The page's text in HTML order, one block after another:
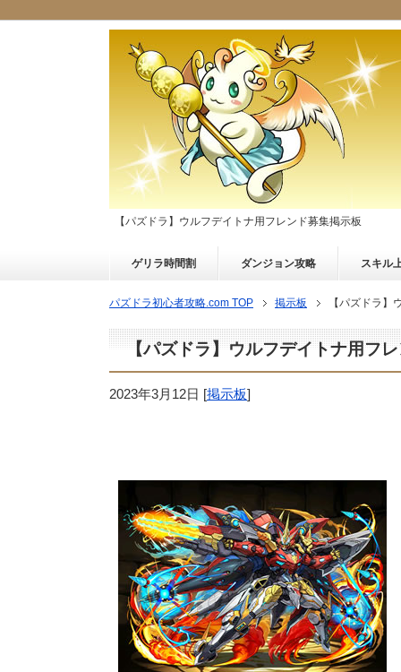
【パズドラ】ウルフデイトナ用フレンド募集掲示板
ゲリラ時間割 ダンジョン攻略 スキル
パズドラ初心者攻略.com TOP 掲示板 【パズドラ】
【パズドラ】ウルフデイトナ用フ
2023年3月12日 [掲示板]